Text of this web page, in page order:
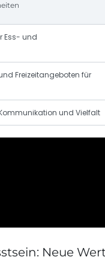
Ess- und
Freizeitangeboten für
und Vielfalt
Neue